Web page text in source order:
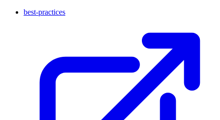
best-practices